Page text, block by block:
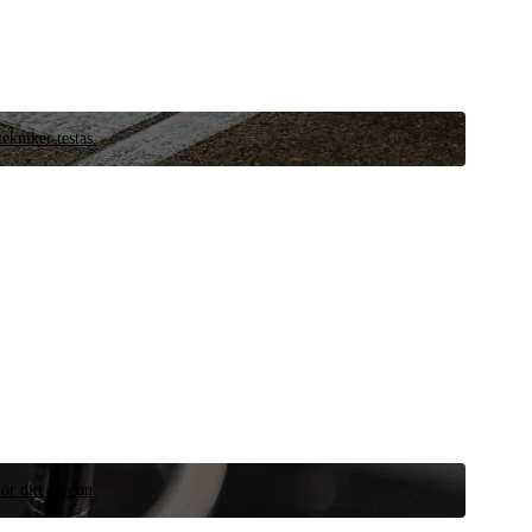
testas.
ditt fordon.